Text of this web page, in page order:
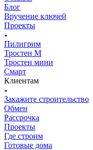
Блог
Вручение ключей
Проекты
Пилигрим
Тростен М
Тростен мини
Смарт
Клиентам
Закажите строительство
Обмен
Рассрочка
Проекты
Где строим
Готовые дома